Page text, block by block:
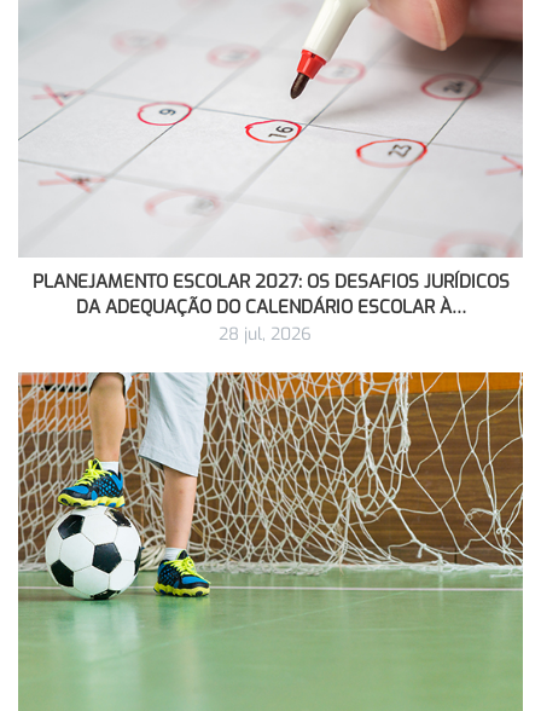
PLANEJAMENTO ESCOLAR 2027: OS DESAFIOS JURÍDICOS
DA ADEQUAÇÃO DO CALENDÁRIO ESCOLAR À…
28 jul, 2026